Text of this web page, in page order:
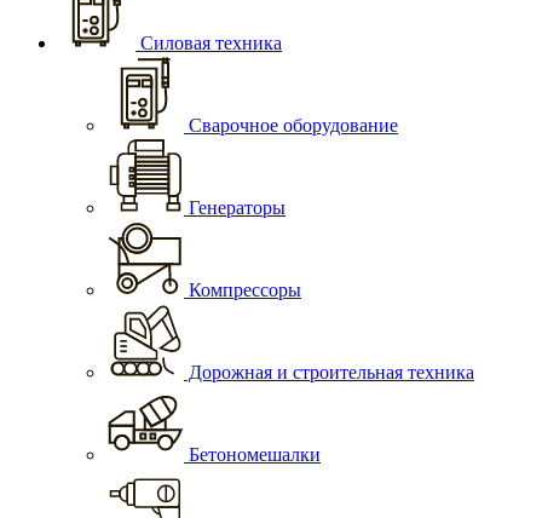
Силовая техника
Сварочное оборудование
Генераторы
Компрессоры
Дорожная и строительная техника
Бетономешалки